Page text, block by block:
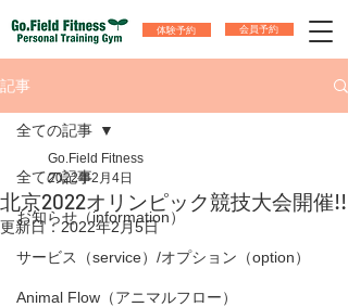
体験予約 会員予約
記事
全ての記事
お知らせ（information）
サービス（service）/オプション（option）
Animal Flow（アニマルフロー）
全ての記事
北京2022オリンピック競技大会開催!!
Go.Field Fitness
2022年2月4日
更新日：2022年2月5日